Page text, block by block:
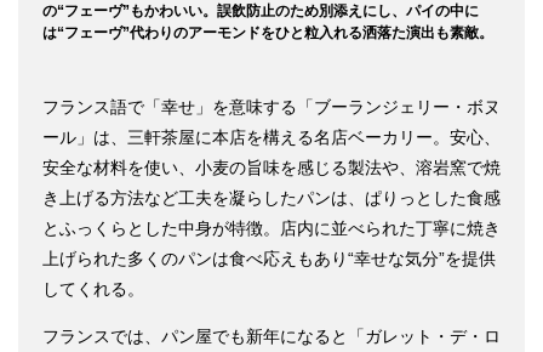
の“フェーヴ”もかわいい。誤飲防止のため別添えにし、パイの中に
は“フェーヴ”代わりのアーモンドをひと粒入れる洒落た演出も素敵。
フランス語で「幸せ」を意味する「ブーランジェリー・ボヌ
ール」は、三軒茶屋に本店を構える名店ベーカリー。安心、
安全な材料を使い、小麦の旨味を感じる製法や、溶岩窯で焼
き上げる方法など工夫を凝らしたパンは、ぱりっとした食感
とふっくらとした中身が特徴。店内に並べられた丁寧に焼き
上げられた多くのパンは食べ応えもあり“幸せな気分”を提供
してくれる。
フランスでは、パン屋でも新年になると「ガレット・デ・ロ